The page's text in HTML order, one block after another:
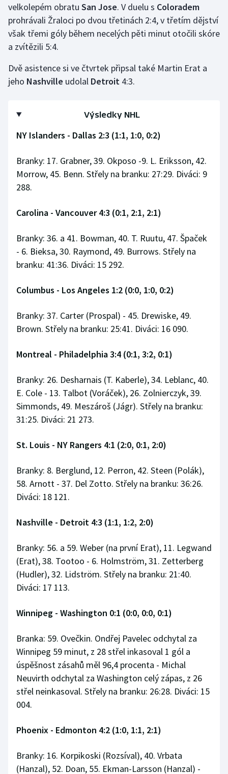
velkolepém obratu San Jose. V duelu s Coloradem
prohrávali Žraloci po dvou třetinách 2:4, v třetím dějství
však třemi góly během necelých pěti minut otočili skóre
a zvítězili 5:4.
Dvě asistence si ve čtvrtek připsal také Martin Erat a
jeho Nashville udolal Detroit 4:3.
Výsledky NHL
NY Islanders - Dallas 2:3 (1:1, 1:0, 0:2)
Branky: 17. Grabner, 39. Okposo -9. L. Eriksson, 42.
Morrow, 45. Benn. Střely na branku: 27:29. Diváci: 9
288.
Carolina - Vancouver 4:3 (0:1, 2:1, 2:1)
Branky: 36. a 41. Bowman, 40. T. Ruutu, 47. Špaček
- 6. Bieksa, 30. Raymond, 49. Burrows. Střely na
branku: 41:36. Diváci: 15 292.
Columbus - Los Angeles 1:2 (0:0, 1:0, 0:2)
Branky: 37. Carter (Prospal) - 45. Drewiske, 49.
Brown. Střely na branku: 25:41. Diváci: 16 090.
Montreal - Philadelphia 3:4 (0:1, 3:2, 0:1)
Branky: 26. Desharnais (T. Kaberle), 34. Leblanc, 40.
E. Cole - 13. Talbot (Voráček), 26. Zolnierczyk, 39.
Simmonds, 49. Meszároš (Jágr). Střely na branku:
31:25. Diváci: 21 273.
St. Louis - NY Rangers 4:1 (2:0, 0:1, 2:0)
Branky: 8. Berglund, 12. Perron, 42. Steen (Polák),
58. Arnott - 37. Del Zotto. Střely na branku: 36:26.
Diváci: 18 121.
Nashville - Detroit 4:3 (1:1, 1:2, 2:0)
Branky: 56. a 59. Weber (na první Erat), 11. Legwand
(Erat), 38. Tootoo - 6. Holmström, 31. Zetterberg
(Hudler), 32. Lidström. Střely na branku: 21:40.
Diváci: 17 113.
Winnipeg - Washington 0:1 (0:0, 0:0, 0:1)
Branka: 59. Ovečkin. Ondřej Pavelec odchytal za
Winnipeg 59 minut, z 28 střel inkasoval 1 gól a
úspěšnost zásahů měl 96,4 procenta - Michal
Neuvirth odchytal za Washington celý zápas, z 26
střel neinkasoval. Střely na branku: 26:28. Diváci: 15
004.
Phoenix - Edmonton 4:2 (1:0, 1:1, 2:1)
Branky: 16. Korpikoski (Rozsíval), 40. Vrbata
(Hanzal), 52. Doan, 55. Ekman-Larsson (Hanzal) -